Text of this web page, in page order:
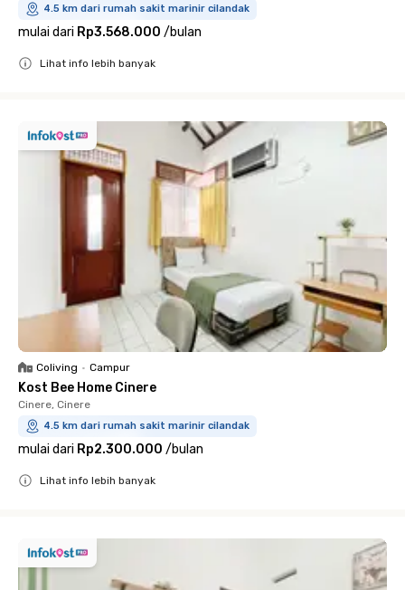
4.5 km dari rumah sakit marinir cilandak
mulai dari Rp3.568.000 /bulan
Lihat info lebih banyak
Coliving • Campur
Kost Bee Home Cinere
Cinere, Cinere
4.5 km dari rumah sakit marinir cilandak
mulai dari Rp2.300.000 /bulan
Lihat info lebih banyak